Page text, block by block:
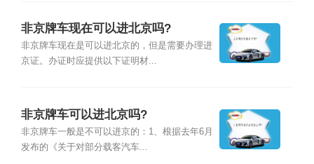
非京牌车现在可以进北京吗?
非京牌车现在是可以进北京的，但是需要办理进
京证。办证时应提供以下证明材...
非京牌车可以进北京吗?
非京牌车一般是不可以进京的：1、根据去年6月
发布的《关于对部分载客汽车...